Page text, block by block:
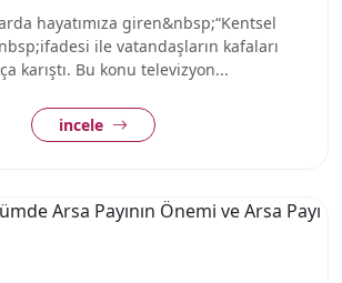
hayatımıza giren&nbsp;“Kentsel
ile vatandaşların kafaları
karıştı. Bu konu televizyon...
incele